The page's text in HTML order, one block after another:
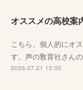
オススメの高校案
こちら、個人的にオ
す。声の敎育社さん
2026.07.21 15:05